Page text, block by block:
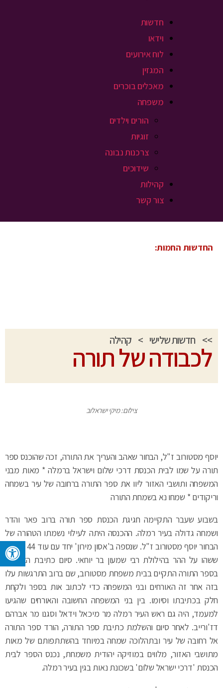
חדשות
וידאו
לוח אירועים
המגזין
מאכלים בוכרים
משפחה
הורים וילדים
זוגיות
צרכנות נבונה
שידוכים
קהילות
צור קשר
החדשות החמות:
>> חדשות שלישי > קהילה
לכבודה של תורה
צילום: מיקי ישראלוב
יוסף מסטורוב ז"ל, הבחור שאהב והעריך את התורה, זכה שהוכנס ספר
תורה על שמו לבית הכנסת דרכי שלום וישראל ברמלה * מאות מבני
המשפחה ותושבי האזור ליוו את ספר התורה ברחובה של עיר בשמחה
וריקודים * שמחו נא בשמחת התורה
בשבוע שעבר התקיימה חגיגת הכנסת ספר תורה ברוב פאר והדר
ושמחה גדולה בעיר רמלה. ההכנסה היתה לעילוי נשמתו הטהורה של
הבחור יוסף מסטורוב ז"ל. שנספה ב'אסון מירון' יחד עם עוד 44 יהודים
ששהו על ההר בהילולת רבי שמעון בר יוחאי. סיום כתיבת האותיות
בספר התורה התקיים בבית משפחת מסטורוב, שם ברוב התרגשות עלו
בזה אחר זה האורחים ובני המשפחה כדי לכתוב אות בספר ולקחת
חלק בכתיבתו וסיומו. בין בני המשפחה החשובה והאורחים שהגיעו
למעמד, היה גם ראש העיר רמלה מר מיכאל וידאל וסגנו מר אברהם
דז'ורייב. לאחר סיום והשלמת כתיבת ספר התורה, הורד ספר התורה
אל רחובה של עיר ובתהלוכה שמחה במיוחד בהשתתפותם של מאות
מתושבי האזור, מלווים במוזיקה יהודית משמחת, נכנס הספר לבית
הכנסת 'דרכי ישראל שלום' בשכונת נאות בגין בעיר רמלה.